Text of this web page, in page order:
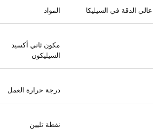
الدقة في السيليكا المواد
مكون ثاني أكسيد
السيليكون
درجة حرارة العمل
نقطة تليين